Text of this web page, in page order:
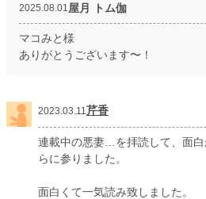
2025.08.01屋月 トム伽
マコみと様
ありがとうございます〜！
2023.03.11芹香
連載中の悪妻…を拝読して、面
らに参りました。
面白くて一気読み致しました。